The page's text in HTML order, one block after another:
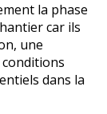
la phase
car ils
une
dans la